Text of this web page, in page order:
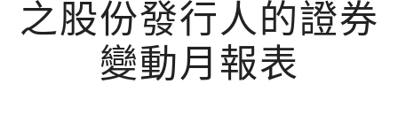
之股份發行人的證券
變動月報表